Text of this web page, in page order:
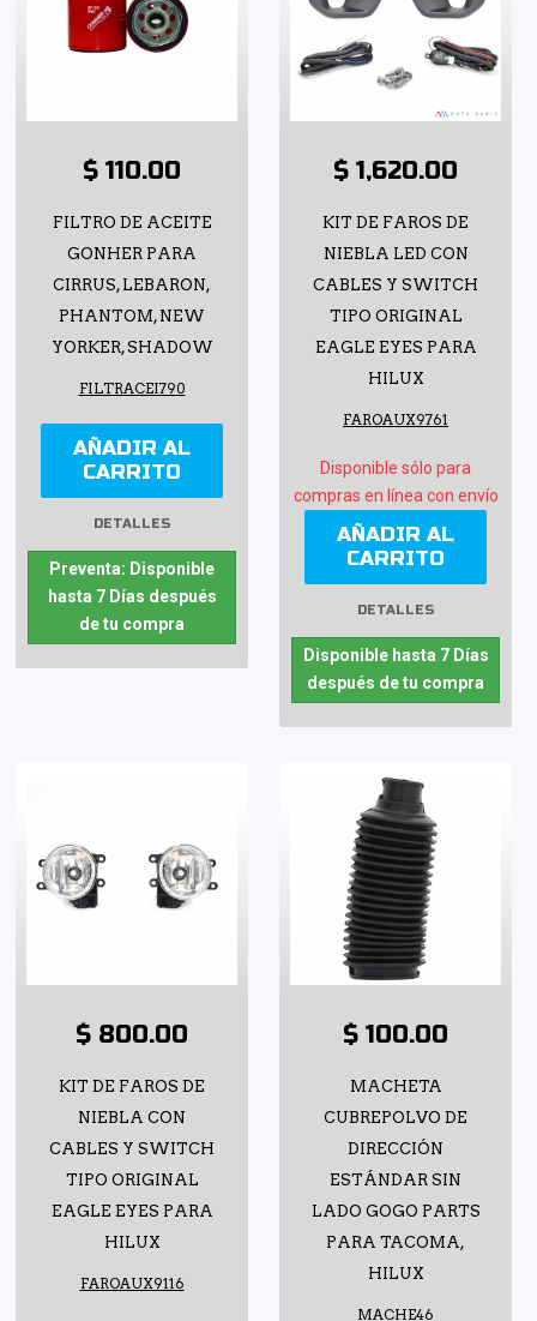
$ 110.00
FILTRO DE ACEITE
GONHER PARA
CIRRUS, LEBARON,
PHANTOM, NEW
YORKER, SHADOW
FILTRACEI790
AÑADIR AL
CARRITO
DETALLES
Preventa: Disponible
hasta 7 Días después
de tu compra
$ 1,620.00
KIT DE FAROS DE
NIEBLA LED CON
CABLES Y SWITCH
TIPO ORIGINAL
EAGLE EYES PARA
HILUX
FAROAUX9761
Disponible sólo para
compras en línea con envío
AÑADIR AL
CARRITO
DETALLES
Disponible hasta 7 Días
después de tu compra
$ 800.00
KIT DE FAROS DE
NIEBLA CON
CABLES Y SWITCH
TIPO ORIGINAL
EAGLE EYES PARA
HILUX
FAROAUX9116
$ 100.00
MACHETA
CUBREPOLVO DE
DIRECCIÓN
ESTÁNDAR SIN
LADO GOGO PARTS
PARA TACOMA,
HILUX
MACHE46